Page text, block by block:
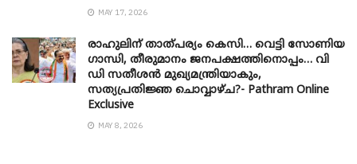
MAY 17, 2026
രാഹുലിന് താത്പര്യം കെസി… വെട്ടി സോണിയ
​ഗാന്ധി, തീരുമാനം ജനപക്ഷത്തിനൊപ്പം… വി
ഡി സതീശൻ മുഖ്യമന്ത്രിയാകും,
സത്യപ്രതിജ്ഞ ചൊവ്വാഴ്ച?- Pathram Online
Exclusive
MAY 8, 2026